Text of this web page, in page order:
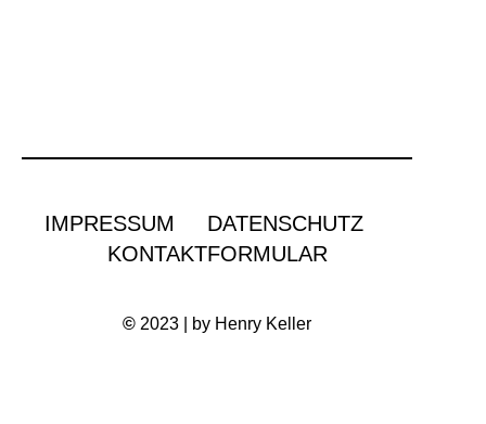
IMPRESSUM
DATENSCHUTZ
KONTAKTFORMULAR
© 2023 | by Henry Keller